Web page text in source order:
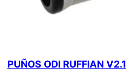
PUÑOS ODI RUFFIAN V2.1